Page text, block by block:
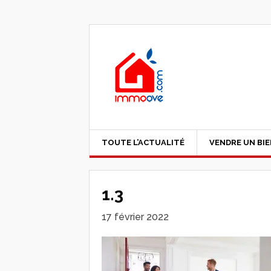
TOUTE L’ACTUALITÉ VENDRE UN
1.3
17 février 2022